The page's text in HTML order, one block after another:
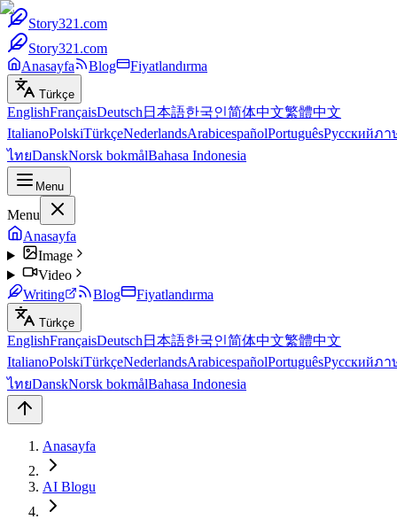
Story321.com
Story321.com
Anasayfa
Blog Fiyatlandırma
Türkçe
EnglishFrançaisDeutsch 日本語한국인简体中文繁體中文
ItalianoPolskiTürkçeNederlandsArabicespañolPortuguêsРусскийภา
ไทยDanskNorsk bokmålBahasa Indonesia
Menu
Menu
Anasayfa
Image
Video
Writing
Blog Fiyatlandırma
Türkçe
EnglishFrançaisDeutsch 日本語한국인简体中文繁體中文
ItalianoPolskiTürkçeNederlandsArabicespañolPortuguêsРусскийภา
ไทยDanskNorsk bokmålBahasa Indonesia
Anasayfa
AI Blogu